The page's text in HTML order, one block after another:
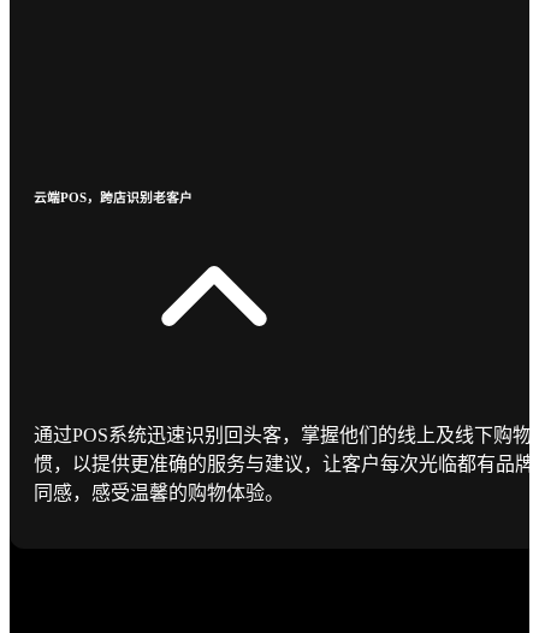
云端POS，跨店识别老客户
通过POS系统迅速识别回头客，掌握他们的线上及线下购物
惯，以提供更准确的服务与建议，让客户每次光临都有品牌
同感，感受温馨的购物体验。